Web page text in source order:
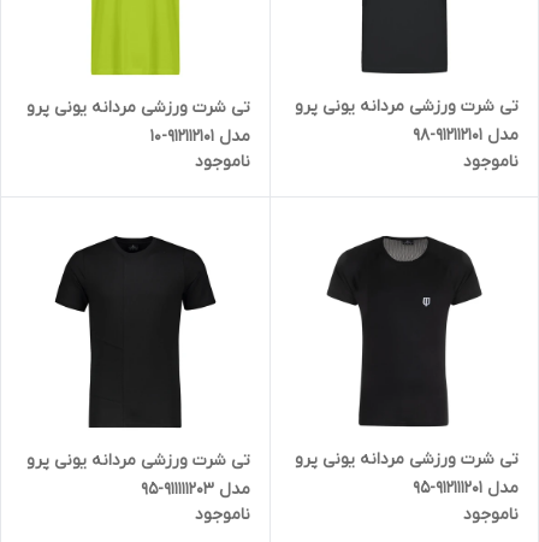
تی شرت ورزشی مردانه یونی پرو
مدل 912112101-98
ناموجود
تی شرت ورزشی مردانه یونی پرو
مدل 912112101-10
ناموجود
تی شرت ورزشی مردانه یونی پرو
مدل 912111201-95
ناموجود
تی شرت ورزشی مردانه یونی پرو
مدل 911111203-95
ناموجود